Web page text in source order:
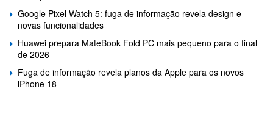
Google Pixel Watch 5: fuga de informação revela design e
novas funcionalidades
Huawei prepara MateBook Fold PC mais pequeno para o final
de 2026
Fuga de informação revela planos da Apple para os novos
iPhone 18